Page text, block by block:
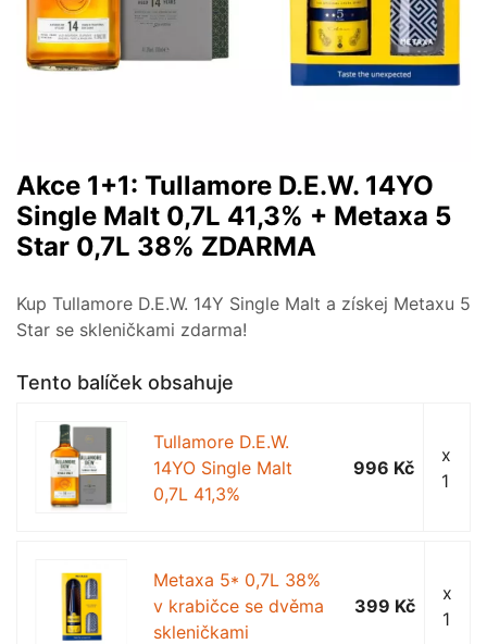
Akce 1+1: Tullamore D.E.W. 14YO
Single Malt 0,7L 41,3% + Metaxa 5
Star 0,7L 38% ZDARMA
Kup Tullamore D.E.W. 14Y Single Malt a získej Metaxu 5
Star se skleničkami zdarma!
Tento balíček obsahuje
Tullamore D.E.W.
14YO Single Malt
0,7L 41,3%
996 Kč
x
1
Metaxa 5* 0,7L 38%
v krabičce se dvěma
skleničkami
399 Kč
x
1